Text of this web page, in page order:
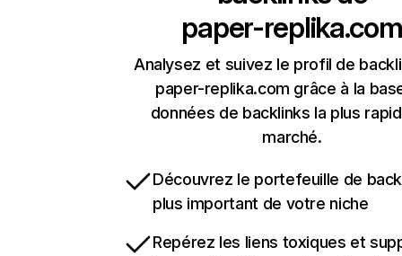
paper-replika.com
Analysez et suivez le profil de
paper-replika.com grâce à la
données de backlinks la plus
marché.
Découvrez le portefeuille de
plus important de votre niche
Repérez les liens toxiques et